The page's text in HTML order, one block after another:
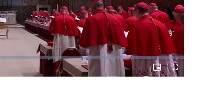
Picture-
in-
Fullscreen